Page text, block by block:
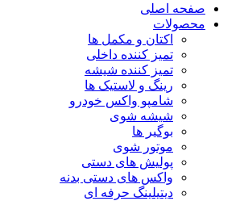
صفحه اصلی
محصولات
اکتان و مکمل ها
تمیز کننده داخلی
تمیز کننده شیشه
رینگ و لاستیک ها
شامپو واکس خودرو
شیشه شوی
بوگیر ها
موتور شوی
پولیش های دستی
واکس های دستی بدنه
دیتیلینگ حرفه ای